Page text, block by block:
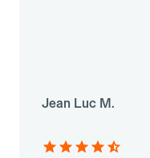
Jean Luc M.